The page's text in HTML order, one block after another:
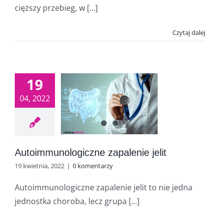
cięższy przebieg, w [...]
Czytaj dalej
19
04, 2022
Autoimmunologiczne zapalenie jelit
19 kwietnia, 2022 | 0 komentarzy
Autoimmunologiczne zapalenie jelit to nie jedna
jednostka choroba, lecz grupa [...]